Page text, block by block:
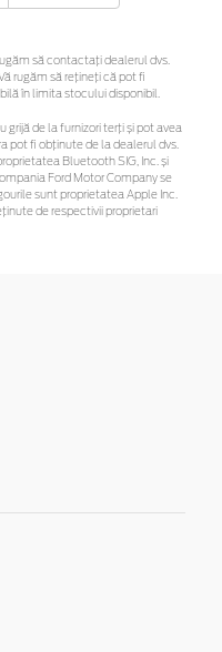
să contactaţi dealerul dvs.
rugăm să rețineți că pot fi
în limita stocului disponibil.
de la furnizori terți și pot avea
pot fi obținute de la dealerul dvs.
Bluetooth SIG, Inc. și
Ford Motor Company se
sunt proprietatea Apple Inc.
de respectivii proprietari